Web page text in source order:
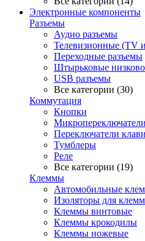
Электронные компоненты
Разъемы
Аудио разъемы
Телевизионные (TV
Переходные разъемы
Штырьковые
USB разъемы
Все категории (30)
Коммутация
Кнопки
Микропереключатели
Переключатели
Тумблеры
Реле
Все категории (19)
Клеммы
Автомобильные
Изоляторы для клемм
Клеммы винтовые
Клеммы крокодилы
Клеммы ножевые